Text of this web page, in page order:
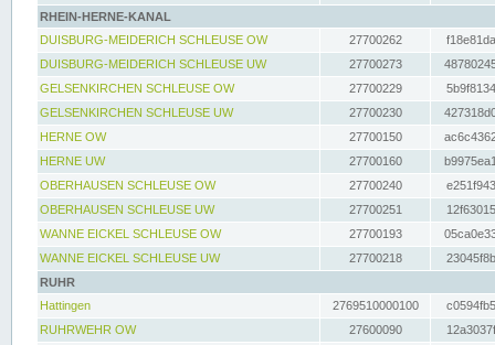
RHEIN-HERNE-KANAL
DUISBURG-MEIDERICH SCHLEUSE OW
27700262
DUISBURG-MEIDERICH SCHLEUSE UW
27700273
GELSENKIRCHEN SCHLEUSE OW
27700229
GELSENKIRCHEN SCHLEUSE UW
27700230
HERNE OW
27700150
HERNE UW
27700160
OBERHAUSEN SCHLEUSE OW
27700240
OBERHAUSEN SCHLEUSE UW
27700251
WANNE EICKEL SCHLEUSE OW
27700193
WANNE EICKEL SCHLEUSE UW
27700218
RUHR
Hattingen
2769510000100
RUHRWEHR OW
27600090